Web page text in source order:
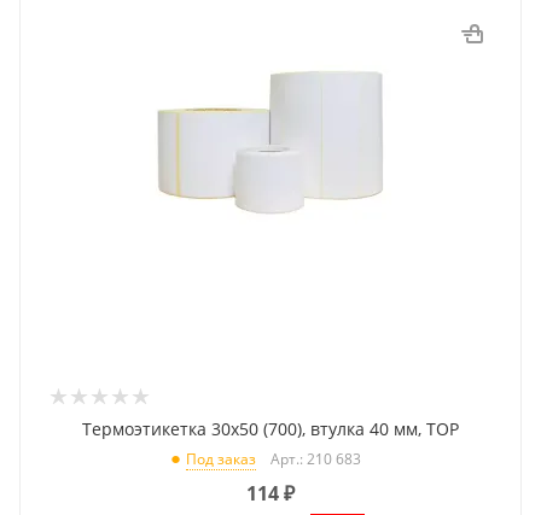
Термоэтикетка 30x50 (700), втулка 40 мм, TOP
Под заказ Арт.: 210 683
114₽